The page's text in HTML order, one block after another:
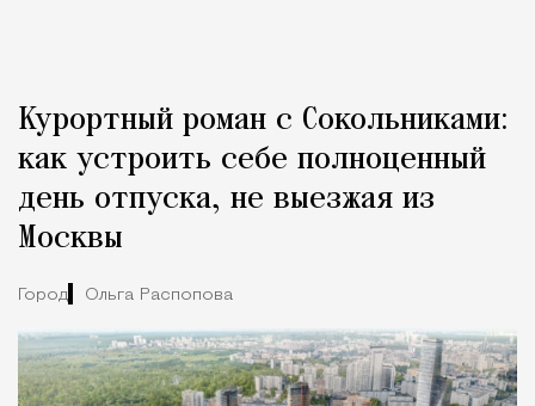
Курортный роман с Сокольниками:
как устроить себе полноценный
день отпуска, не выезжая из
Москвы
Город Ольга Распопова